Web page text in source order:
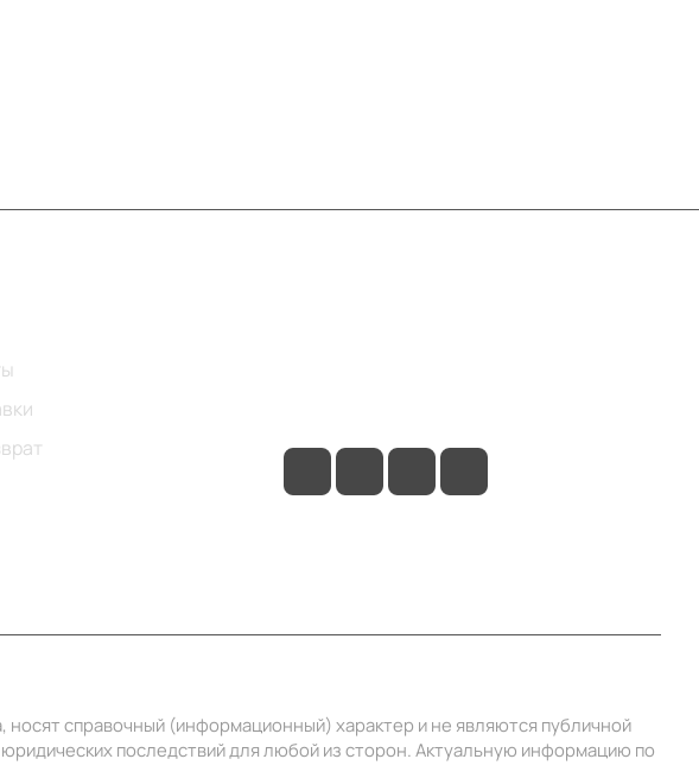
справочный (информационный) характер и не являются публичной
последствий для любой из сторон. Актуальную информацию по